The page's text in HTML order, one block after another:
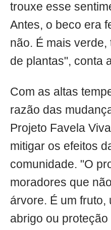
trouxe esse
Antes, o beco era
não. É mais
de plantas", conta
Com as altas
razão das
Projeto Favela
mitigar os efeitos
comunidade. "O
moradores que
árvore. É um fruto,
abrigo ou